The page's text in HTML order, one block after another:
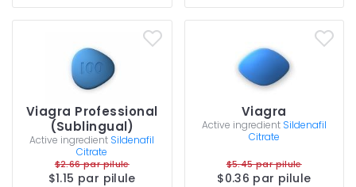
Viagra Professional
(Sublingual)
Active ingredient Sildenafil
Citrate
$2.66 par pilule
$1.15 par pilule
Viagra
Active ingredient Sildenafil
Citrate
$5.45 par pilule
$0.36 par pilule